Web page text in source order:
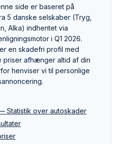
side er baseret på
5 danske selskaber (Tryg,
Alka) indhentet via
i Q1 2026.
en skadefri profil med
priser afhænger altid af din
henviser vi til personlige
Statistik over autoskader